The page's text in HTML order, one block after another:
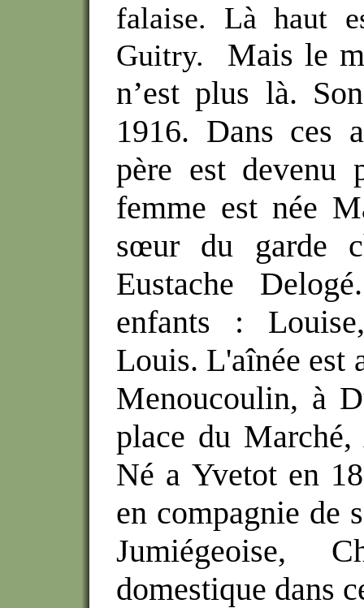
falaise. Là haut
Guitry.
Mais le
n’est plus là.
1916. Dans ces
père est devenu
femme est née
sœur du garde
Eustache
enfants :
Louis. L'aînée est
Menoucoulin, à
place du
Né a Yvetot en
en compagnie de
Jumiégeoise,
domestique dans